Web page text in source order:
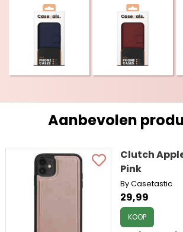
Aanbevolen
Clutch
Pink
By Casetastic
29,99
KOOP